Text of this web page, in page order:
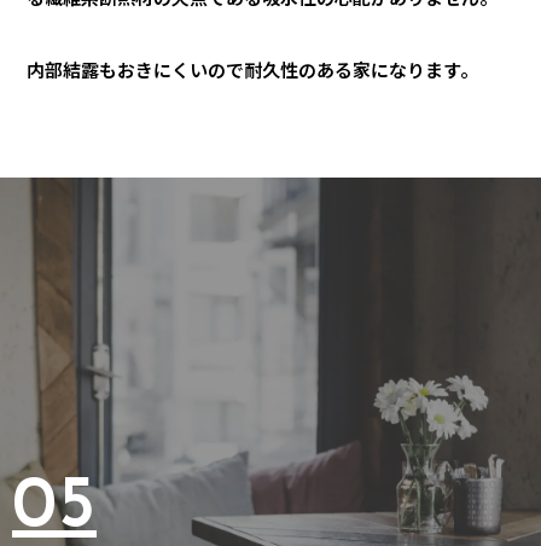
内部結露もおきにくいので耐久性のある家になります。
05